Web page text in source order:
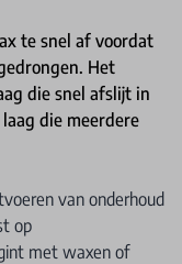
te snel af voordat
Het
die snel afslijt in
die meerdere
van onderhoud
op
met waxen of